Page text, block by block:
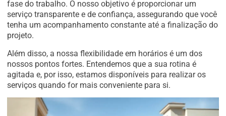
fase do trabalho. O nosso objetivo é proporcionar um
serviço transparente e de confiança, assegurando que você
tenha um acompanhamento constante até a finalização do
projeto.
Além disso, a nossa flexibilidade em horários é um dos
nossos pontos fortes. Entendemos que a sua rotina é
agitada e, por isso, estamos disponíveis para realizar os
serviços quando for mais conveniente para si.